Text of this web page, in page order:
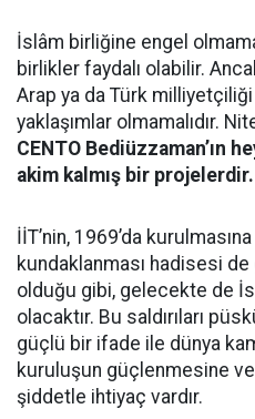
İslâm birliğine engel
birlikler faydalı olabilir.
Arap ya da Türk milliyetçiliği
yaklaşımlar olmamalıdır.
CENTO Bediüzzaman’ın
akim kalmış bir projelerdir.
İİT’nin, 1969’da
kundaklanması hadisesi
olduğu gibi, gelecekte de
olacaktır. Bu saldırıları
güçlü bir ifade ile dünya
kuruluşun güçlenmesine
şiddetle ihtiyaç vardır.